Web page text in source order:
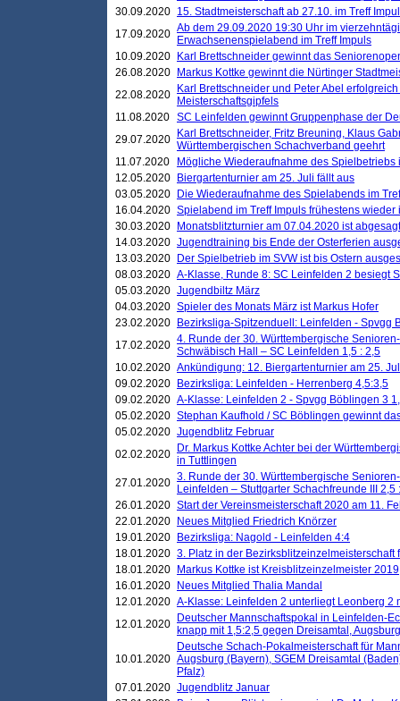
30.09.2020 15. Stadtmeisterschaft ab 27.10. im Treff
17.09.2020 Ab dem 29.09.2020 19:30 Uhr im
Erwachsenenspielabend im Treff Impuls
10.09.2020
Karl Brettschneider gewinnt das
26.08.2020
Markus Kottke gewinnt die Nürtinger
22.08.2020
Karl Brettschneider und Peter Abel
Meisterschaftsgipfels
11.08.2020 SC Leinfelden gewinnt Gruppenphase der
29.07.2020
Karl Brettschneider, Fritz Breuning, Klaus
Württembergischen Schachverband geehrt
11.07.2020
Mögliche Wiederaufnahme des Spielbetriebs
12.05.2020
Biergartenturnier am 25. Juli fällt aus
03.05.2020
Die Wiederaufnahme des Spielabends im
16.04.2020 Spielabend im Treff Impuls frühestens wieder
30.03.2020
Monatsblitzturnier am 07.04.2020 ist abgesagt
14.03.2020 Jugendtraining bis Ende der Osterferien
13.03.2020
Der Spielbetrieb im SVW ist bis Ostern
08.03.2020 A-Klasse, Runde 8: SC Leinfelden 2 besiegt
05.03.2020 Jugendbiltz März
04.03.2020 Spieler des Monats März ist Markus Hofer
23.02.2020
Bezirksliga-Spitzenduell: Leinfelden - Spvgg
17.02.2020 4. Runde der 30. Württembergische
Schwäbisch Hall – SC Leinfelden 1,5 : 2,5
10.02.2020 Ankündigung: 12. Biergartenturnier am 25.
09.02.2020
Bezirksliga: Leinfelden - Herrenberg 4,5:3,5
09.02.2020 A-Klasse: Leinfelden 2 - Spvgg Böblingen 3
05.02.2020 Stephan Kaufhold / SC Böblingen gewinnt
05.02.2020 Jugendblitz Februar
02.02.2020
Dr. Markus Kottke Achter bei der
in Tuttlingen
27.01.2020 3. Runde der 30. Württembergische
Leinfelden – Stuttgarter Schachfreunde III 2,5
26.01.2020 Start der Vereinsmeisterschaft 2020 am 11.
22.01.2020
Neues Mitglied Friedrich Knörzer
19.01.2020
Bezirksliga: Nagold - Leinfelden 4:4
18.01.2020 3. Platz in der Bezirksblitzeinzelmeisterschaft
18.01.2020
Markus Kottke ist Kreisblitzeinzelmeister 2019
16.01.2020
Neues Mitglied Thalia Mandal
12.01.2020 A-Klasse: Leinfelden 2 unterliegt Leonberg 2
12.01.2020
Deutscher Mannschaftspokal in Leinfelden-
knapp mit 1,5:2,5 gegen Dreisamtal,
10.01.2020
Deutsche Schach-Pokalmeisterschaft für
Augsburg (Bayern), SGEM Dreisamtal
Pfalz)
07.01.2020 Jugendblitz Januar